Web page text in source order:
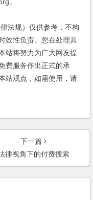
规）仅供参考，不构
效性负责。您在处理具
站将努力为广大网友提
费服务作出正式的承
站观点，如需使用，请
下一篇
律视角下的付费搜索